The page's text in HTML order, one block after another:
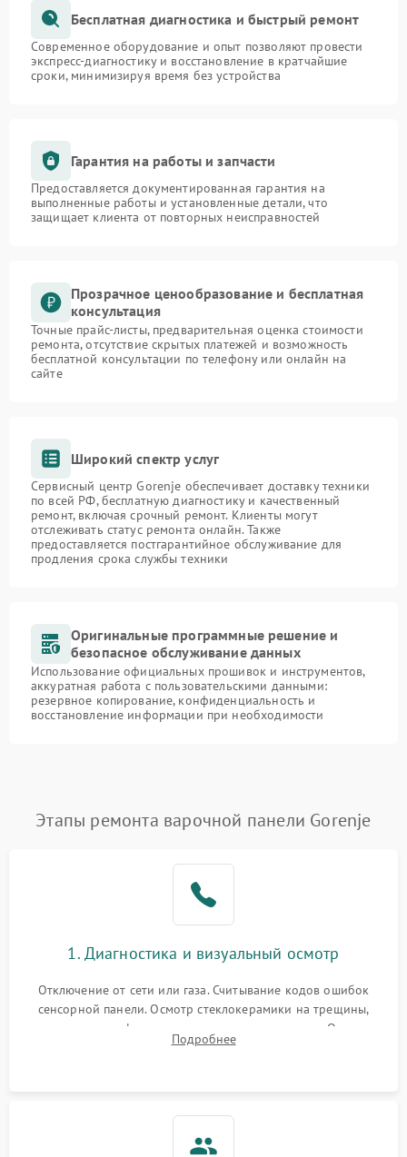
Бесплатная диагностика и быстрый ремонт
Современное оборудование и опыт позволяют провести
экспресс-диагностику и восстановление в кратчайшие
сроки, минимизируя время без устройства
Гарантия на работы и запчасти
Предоставляется документированная гарантия на
выполненные работы и установленные детали, что
защищает клиента от повторных неисправностей
Прозрачное ценообразование и бесплатная
консультация
Точные прайс-листы, предварительная оценка стоимости
ремонта, отсутствие скрытых платежей и возможность
бесплатной консультации по телефону или онлайн на
сайте
Широкий спектр услуг
Сервисный центр Gorenje обеспечивает доставку техники
по всей РФ, бесплатную диагностику и качественный
ремонт, включая срочный ремонт. Клиенты могут
отслеживать статус ремонта онлайн. Также
предоставляется постгарантийное обслуживание для
продления срока службы техники
Оригинальные программные решение и
безопасное обслуживание данных
Использование официальных прошивок и инструментов,
аккуратная работа с пользовательскими данными:
резервное копирование, конфиденциальность и
восстановление информации при необходимости
Этапы ремонта варочной панели Gorenje
1. Диагностика и визуальный осмотр
Отключение от сети или газа. Считывание кодов ошибок
сенсорной панели. Осмотр стеклокерамики на трещины,
проверка конфорок на равномерность нагрева. Опрос
клиента о симптомах (не включается, не видит посуду,
Подробнее